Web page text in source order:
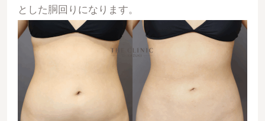
とした胴回りになります。